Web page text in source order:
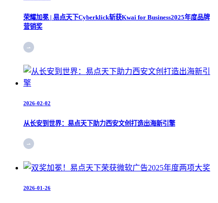
荣耀加冕 | 易点天下Cyberklick斩获Kwai for Business2025年度品牌
营销奖
2026-02-02
从长安到世界：易点天下助力西安文创打造出海新引擎
2026-01-26